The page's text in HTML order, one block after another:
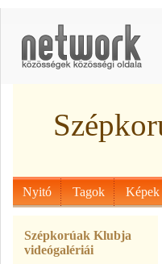
Nyitó Tagok Képek
Szépkorúak Klubja
videógalériái